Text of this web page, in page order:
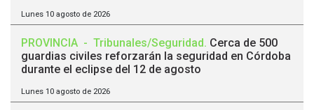
Lunes 10 agosto de 2026
PROVINCIA - Tribunales/Seguridad. Cerca de 500
guardias civiles reforzarán la seguridad en Córdoba
durante el eclipse del 12 de agosto
Lunes 10 agosto de 2026